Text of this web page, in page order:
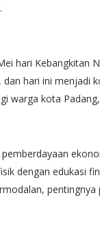
hari Kebangkitan
hari ini menjadi
warga kota
dengan edukasi
pentingnya